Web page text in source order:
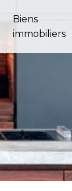
Biens
immobiliers